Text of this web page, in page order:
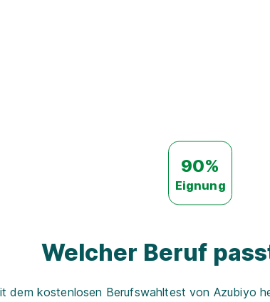
90%
Eignung
Welcher Beruf
dem kostenlosen Berufswahltest von Azubiyo